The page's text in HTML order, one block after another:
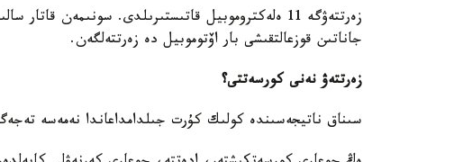
زەرتتەۋگە 11 ەلەكتروموبيل قاتىستىرىلدى. سونىمەن
جاناتىن قوزعالتقىشى بار اۆتوموبيل دە زەرتتەلگەن.
زەرتتەۋ نەنى كورسەتتى؟
سىناق ناتيجەسىندە كولىك كۇرت جىلدامداعاندا نەمەسە